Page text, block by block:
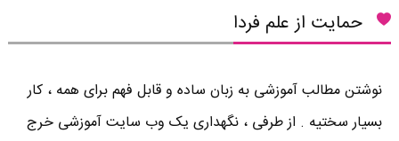
حمایت از علم فردا
نوشتن مطالب آموزشی به زبان ساده و قابل فهم برای همه ، کار
بسیار سختیه . از طرفی ، نگهداری یک وب سایت آموزشی خرج